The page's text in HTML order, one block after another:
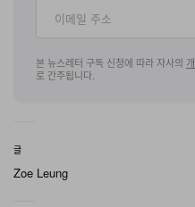
년 12월 31일까지 운영되
증정되는 한정판 토트백과
마크 등 단독 기프트를 선
Shop No. 179, Del Amo
3525 W. Carson Street,
본 뉴스레터 구독 신청에 따라 자사의
로 간주됩니다.
글
Zoe Leung